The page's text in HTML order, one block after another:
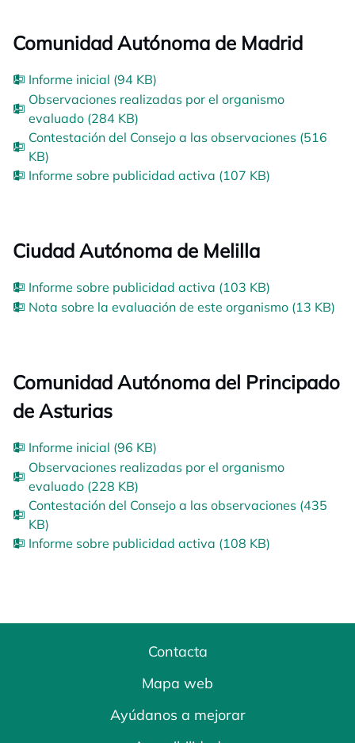
Comunidad Autónoma de Madrid
Informe inicial (94 KB)
Observaciones realizadas por el organismo
evaluado (284 KB)
Contestación del Consejo a las observaciones (516
KB)
Informe sobre publicidad activa (107 KB)
Ciudad Autónoma de Melilla
Informe sobre publicidad activa (103 KB)
Nota sobre la evaluación de este organismo (13 KB)
Comunidad Autónoma del Principado
de Asturias
Informe inicial (96 KB)
Observaciones realizadas por el organismo
evaluado (228 KB)
Contestación del Consejo a las observaciones (435
KB)
Informe sobre publicidad activa (108 KB)
Contacta
Mapa web
Ayúdanos a mejorar